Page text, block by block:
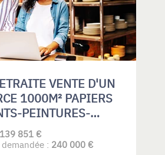
VENTE D'UN
1000M² PAPIERS
PEINTURES-
DE SOLS
PARQUETS-GRAND
851 €
: 240 000 €